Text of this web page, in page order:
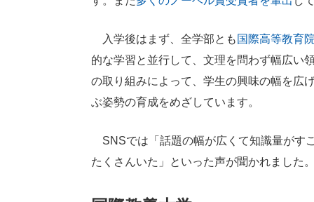
入学後はまず、全学部とも 国際高等教育
的な学習と並行して、文理を問わず幅広い
の取り組みによって、学生の興味の幅を広
ぶ姿勢の育成をめざしています。
SNSでは「話題の幅が広くて知識量がす
たくさんいた」といった声が聞かれました